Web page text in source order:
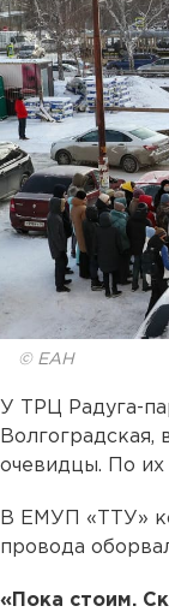
© ЕАН
У ТРЦ Радуга-
Волгоградская,
очевидцы. По
В ЕМУП «ТТУ»
провода
«Пока стоим.